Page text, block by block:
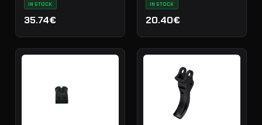
IN STOCK
35.74€
IN STOCK
20.40€